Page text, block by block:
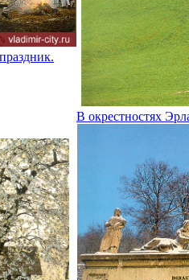
В окрестностях